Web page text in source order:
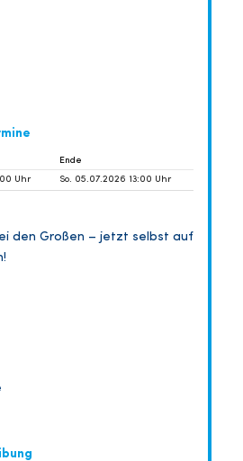
Ende
Uhr So. 05.07.2026 13:00 Uhr
den Großen – jetzt selbst auf